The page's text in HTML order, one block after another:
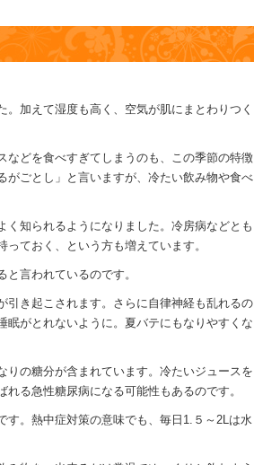
加えて湿度も高く、空気が肌にまとわりつく
などを食べすぎてしまうのも、この季節の特徴
がごとし」と言いますが、冷たい飲み物や食べ
知られるようになりました。冷房病などとも
ておく、という方も増えています。
言われているのです。
引き起こされます。さらに自律神経も乱れるの
がとれないように。夏バテにもなりやすくな
りの糖分が含まれています。冷たいジュースを
る急性糖尿病になる可能性もあるのです。
す。熱中症対策の意味でも、毎日1.５～2Lは水